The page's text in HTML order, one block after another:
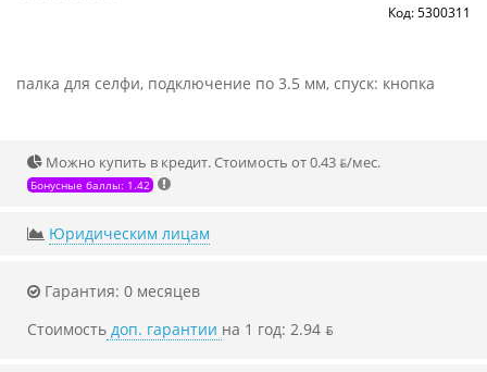
Код: 5300311
палка для селфи, подключение по 3.5 мм, спуск: кнопка
Можно купить в кредит. Стоимость от 0.43 ƃ/мec.
Бонусные баллы: 1.42
Юридическим лицам
Гарантия: 0 месяцев
Стоимость доп. гарантии на 1 год: 2.94 ƃ